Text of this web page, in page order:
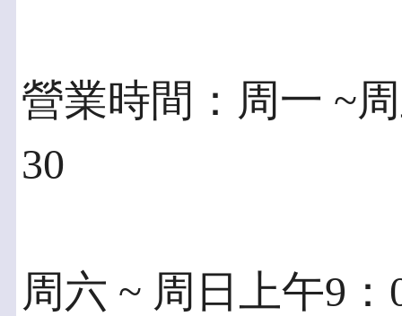
營業時間：周一 ~
30
周六 ~ 周日上午9：